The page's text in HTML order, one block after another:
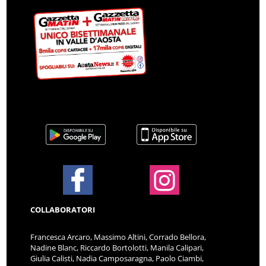
COLLABORATORI
Francesca Arcaro, Massimo Altini, Corrado Bellora,
Nadine Blanc, Riccardo Bortolotti, Manila Calipari,
Giulia Calisti, Nadia Camposaragna, Paolo Ciambi,